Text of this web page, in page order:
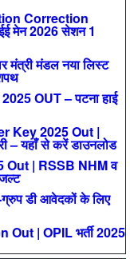
Correction
मेन 2026 सेशन 1
मंडल नया लिस्ट
OUT – पटना हाई
Key 2025 Out |
– यहाँ से करें डाउनलोड
Out | RSSB NHM व
डी आवेदकों के लिए
| OPIL भर्ती 2025